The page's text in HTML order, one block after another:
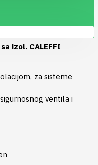
izol. CALEFFI
za sisteme
ventila i